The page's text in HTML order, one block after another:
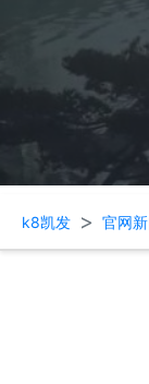
k8凯发 > 官网